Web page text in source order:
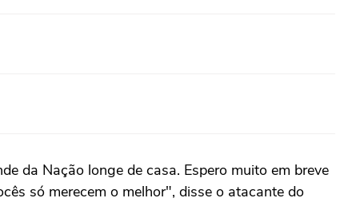
da Nação longe de casa. Espero muito em breve
só merecem o melhor", disse o atacante do